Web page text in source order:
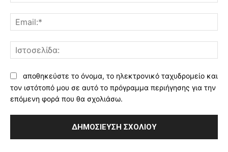
αποθηκεύστε το όνομα, το ηλεκτρονικό ταχυδρομείο και
τον ιστότοπό μου σε αυτό το πρόγραμμα περιήγησης για την
επόμενη φορά που θα σχολιάσω.